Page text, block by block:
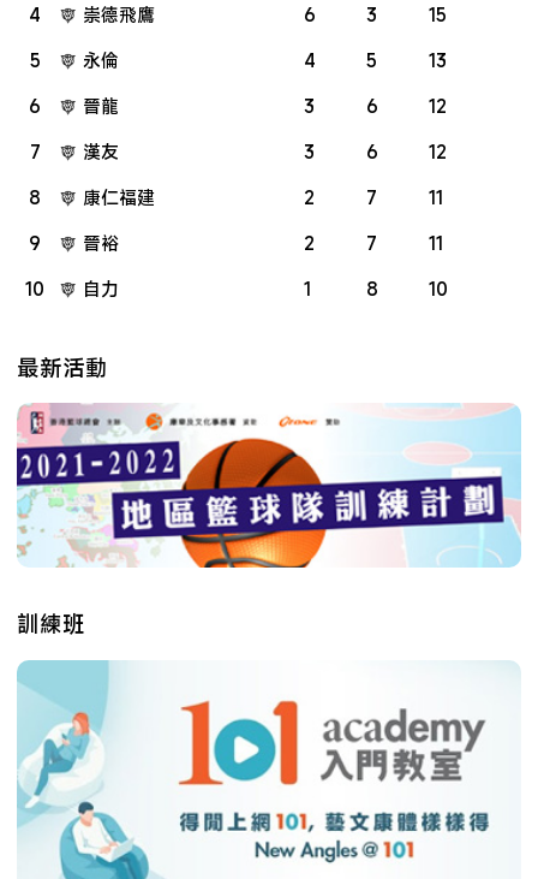
4
崇德飛鷹 6 3
15
5
永倫 4 5
13
6
晉龍 3 6
12
7
漢友 3 6
12
8
康仁福建 2 7
11
9
晉裕 2 7
11
10
自力 1 8 10
最新活動
訓練班